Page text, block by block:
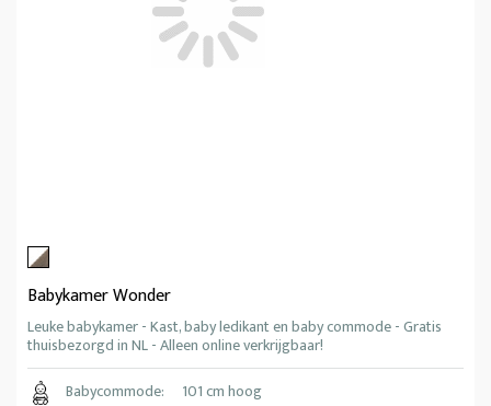
Babykamer Wonder
Leuke babykamer - Kast, baby ledikant en baby commode - Gratis
thuisbezorgd in NL - Alleen online verkrijgbaar!
Babycommode:
101 cm hoog